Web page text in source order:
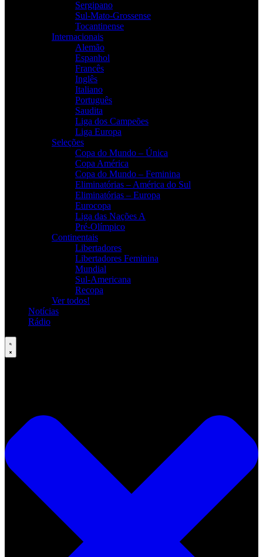
Sergipano
Sul-Mato-Grossense
Tocantinense
Internacionais
Alemão
Espanhol
Francês
Inglês
Italiano
Português
Saudita
Liga dos Campeões
Liga Europa
Seleções
Copa do Mundo – Única
Copa América
Copa do Mundo – Feminina
Eliminatórias – América do Sul
Eliminatórias – Europa
Eurocopa
Liga das Nações A
Pré-Olímpico
Continentais
Libertadores
Libertadores Feminina
Mundial
Sul-Americana
Recopa
Ver todos!
Notícias
Rádio